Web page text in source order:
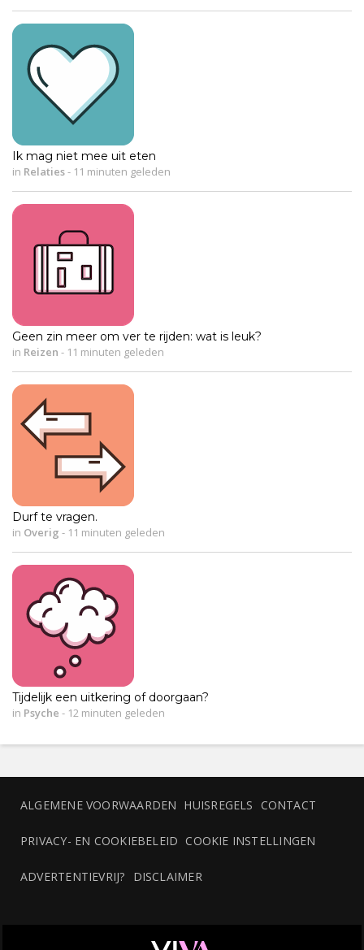
Ik mag niet mee uit eten
in Relaties- 11 minuten geleden
Geen zin meer om ver te rijden: wat is leuk?
in Reizen - 11 minuten geleden
Durf te vragen.
in Overig - 11 minuten geleden
Tijdelijk een uitkering of doorgaan?
in Psyche - 12 minuten geleden
ALGEMENE VOORWAARDEN HUISREGELS CONTACT
PRIVACY- EN COOKIEBELEID COOKIE INSTELLINGEN
ADVERTENTIEVRIJ? DISCLAIMER